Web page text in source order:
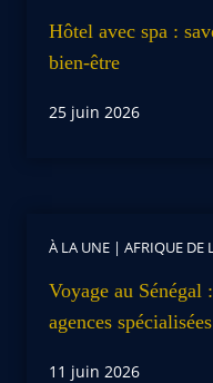
Hôtel avec spa :
bien-être
25 juin 2026
À LA UNE | AFRIQUE DE
Voyage au
agences spécialisées
11 juin 2026